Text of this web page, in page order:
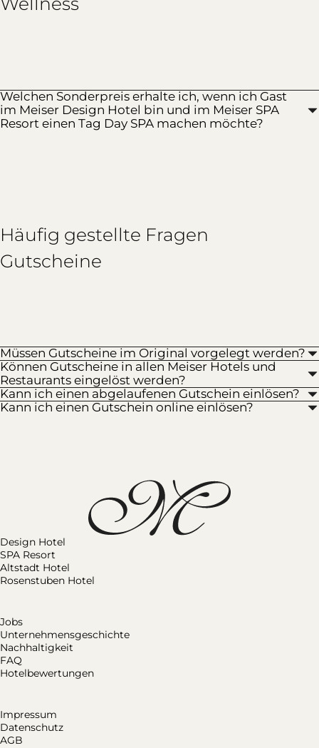
Welchen Sonderpreis erhalte ich, wenn ich Gast
im Meiser Design Hotel bin und im Meiser SPA
Resort einen Tag Day SPA machen möchte?
Häufig gestellte Fragen
Gutscheine
Müssen Gutscheine im Original vorgelegt werden?
Können Gutscheine in allen Meiser Hotels und
Restaurants eingelöst werden?
Kann ich einen abgelaufenen Gutschein einlösen?
Kann ich einen Gutschein online einlösen?
Design Hotel
SPA Resort
Altstadt Hotel
Rosenstuben Hotel
Jobs
Unternehmensgeschichte
Nachhaltigkeit
FAQ
Hotelbewertungen
Impressum
Datenschutz
AGB